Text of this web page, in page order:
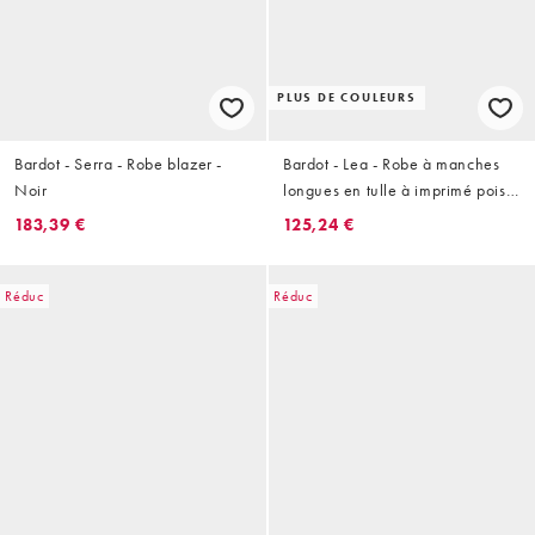
Bardot - Serra - Robe blazer -
Noir
183,39 €
PLUS DE COULEURS
Bardot - Lea - Robe à manches
longues en tulle à imprimé pois -
Rouge
125,24 €
Réduc Réduc